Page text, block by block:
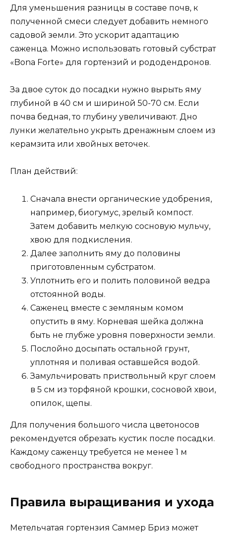
Для уменьшения разницы в составе почв, к
полученной смеси следует добавить немного
садовой земли. Это ускорит адаптацию
саженца. Можно использовать готовый субстрат
«Bona Forte» для гортензий и рододендронов.
За двое суток до посадки нужно вырыть яму
глубиной в 40 см и шириной 50-70 см. Если
почва бедная, то глубину увеличивают. Дно
лунки желательно укрыть дренажным слоем из
керамзита или хвойных веточек.
План действий:
Сначала внести органические удобрения,
например, биогумус, зрелый компост.
Затем добавить мелкую сосновую мульчу,
хвою для подкисления.
Далее заполнить яму до половины
приготовленным субстратом.
Уплотнить его и полить половиной ведра
отстоянной воды.
Саженец вместе с земляным комом
опустить в яму. Корневая шейка должна
быть не глубже уровня поверхности земли.
Послойно досыпать остальной грунт,
уплотняя и поливая оставшейся водой.
Замульчировать приствольный круг слоем
в 5 см из торфяной крошки, сосновой хвои,
опилок, щепы.
Для получения большого числа цветоносов
рекомендуется обрезать кустик после посадки.
Каждому саженцу требуется не менее 1 м
свободного пространства вокруг.
Правила выращивания и ухода
Метельчатая гортензия Саммер Бриз может